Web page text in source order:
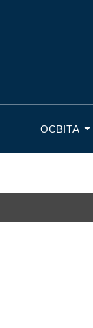
ОСВІТА